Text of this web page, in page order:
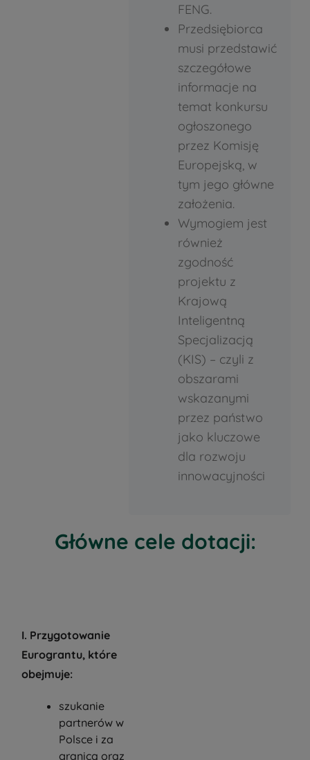
FENG.
Przedsiębiorca
musi przedstawić
szczegółowe
informacje na
temat konkursu
ogłoszonego
przez Komisję
Europejską, w
tym jego główne
założenia.
Wymogiem jest
również
zgodność
projektu z
Krajową
Inteligentną
Specjalizacją
(KIS) – czyli z
obszarami
wskazanymi
przez państwo
jako kluczowe
dla rozwoju
innowacyjności
Główne cele dotacji:
I. Przygotowanie
Eurograntu, które
obejmuje:
szukanie
partnerów w
Polsce i za
granicą oraz